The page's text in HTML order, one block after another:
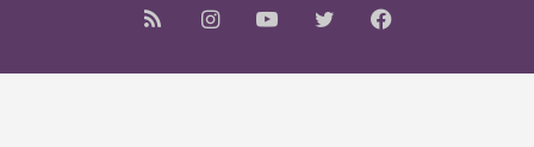
فيسبوك تويتر يوتيوب انستقرام
الموقع